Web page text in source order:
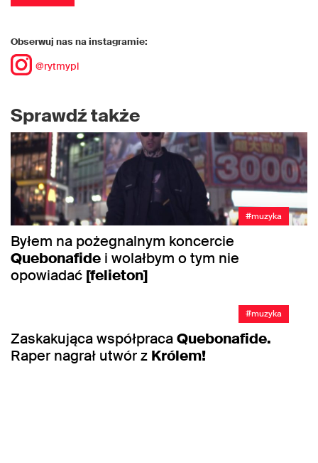
Obserwuj nas na instagramie:
@rytmypl
Sprawdź także
#muzyka
Byłem na pożegnalnym koncercie
Quebonafide i wolałbym o tym nie
opowiadać [felieton]
#muzyka
Zaskakująca współpracaQuebonafide.
Raper nagrał utwór z Królem!